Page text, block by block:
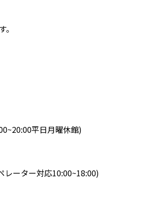
平日月曜休館)
レーター対応10:00~18:00)